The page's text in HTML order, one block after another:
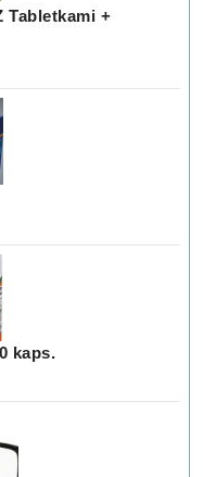
Tabletkami +
kaps.